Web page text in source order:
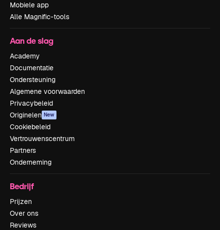
Mobiele app
Alle Magnific-tools
Aan de slag
Academy
Documentatie
Ondersteuning
Algemene voorwaarden
Privacybeleid
Originelen New
Cookiebeleid
Vertrouwenscentrum
Partners
Onderneming
Bedrijf
Prijzen
Over ons
Reviews